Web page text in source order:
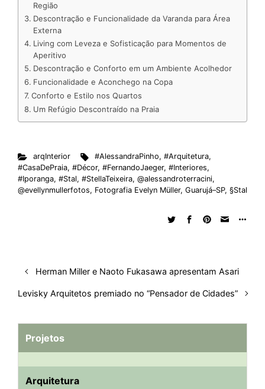
d
I
n
o
k
p
p
s
e
s
y
Região
Descontração e Funcionalidade da Varanda para Área
Externa
Living com Leveza e Sofisticação para Momentos de
Aperitivo
Descontração e Conforto em um Ambiente Acolhedor
Funcionalidade e Aconchego na Copa
Conforto e Estilo nos Quartos
Um Refúgio Descontraído na Praia
arqInterior #AlessandraPinho,#Arquitetura,
#CasaDePraia, #Décor, #FernandoJaeger, #Interiores,
#Iporanga, #Stal, #StellaTeixeira, @alessandroterracini,
@evellynmullerfotos, Fotografia Evelyn Müller, Guarujá–SP, §Stal
Herman Miller e Naoto Fukasawa apresentam Asari
Levisky Arquitetos premiado no “Pensador de Cidades”
Projetos
Arquitetura